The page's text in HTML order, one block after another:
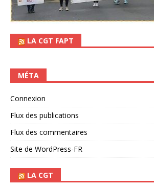
LA CGT FAPT
MÉTA
Connexion
Flux des publications
Flux des commentaires
Site de WordPress-FR
LA CGT